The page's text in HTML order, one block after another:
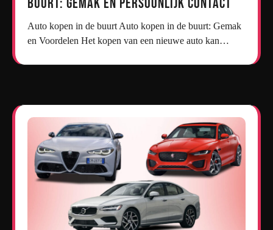
Auto kopen in de buurt Auto kopen in de buurt: Gemak
en Voordelen Het kopen van een nieuwe auto kan…